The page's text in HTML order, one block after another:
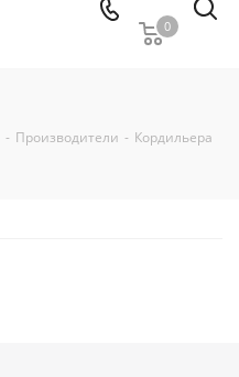
0
- Производители - Кордильера